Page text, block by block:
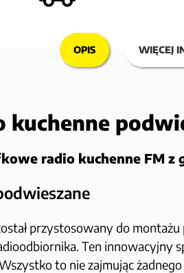
OPIS WIĘCEJ
kuchenne
radio kuchenne FM z
przystosowany do
Ten innowacyjny
to nie zajmując żadnego